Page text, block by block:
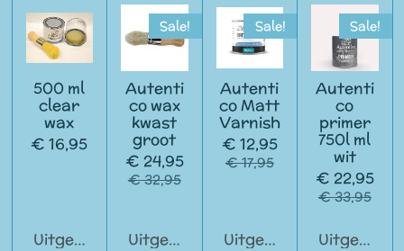
500 ml
clear
wax
€ 16,95
Uitgeschakeld
Sale!
Autenti
co wax
kwast
groot
€ 24,95
€ 32,95
Uitgeschakeld
Sale!
Autenti
co Matt
Varnish
€ 12,95
€ 17,95
Uitgeschakeld
Sale!
Autenti
co
primer
750l ml
wit
€ 22,95
€ 33,95